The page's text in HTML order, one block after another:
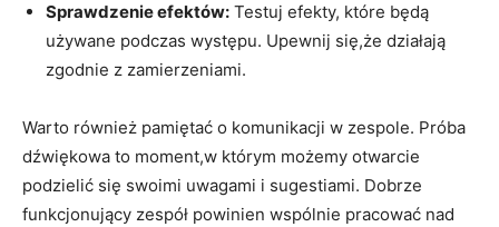
Sprawdzenie efektów: Testuj efekty, które będą
używane podczas występu. Upewnij się,że działają
zgodnie z zamierzeniami.
Warto również pamiętać o komunikacji w zespole. Próba
dźwiękowa to moment,w którym możemy otwarcie
podzielić się swoimi uwagami i sugestiami. Dobrze
funkcjonujący zespół powinien wspólnie pracować nad